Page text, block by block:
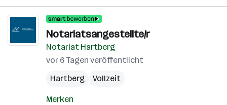
Notariatsangestellte/r
Notariat Hartberg
vor 6 Tagen veröffentlicht
Hartberg
Vollzeit
Merken